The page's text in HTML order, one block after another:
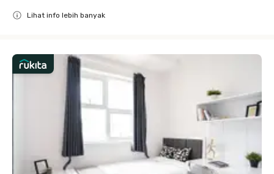
Lihat info lebih banyak